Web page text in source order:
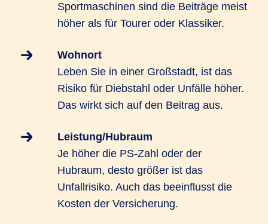
Sportmaschinen sind die Beiträge meist
höher als für Tourer oder Klassiker.
Wohnort
Leben Sie in einer Großstadt, ist das
Risiko für Diebstahl oder Unfälle höher.
Das wirkt sich auf den Beitrag aus.
Leistung/Hubraum
Je höher die PS-Zahl oder der
Hubraum, desto größer ist das
Unfallrisiko. Auch das beeinflusst die
Kosten der Versicherung.